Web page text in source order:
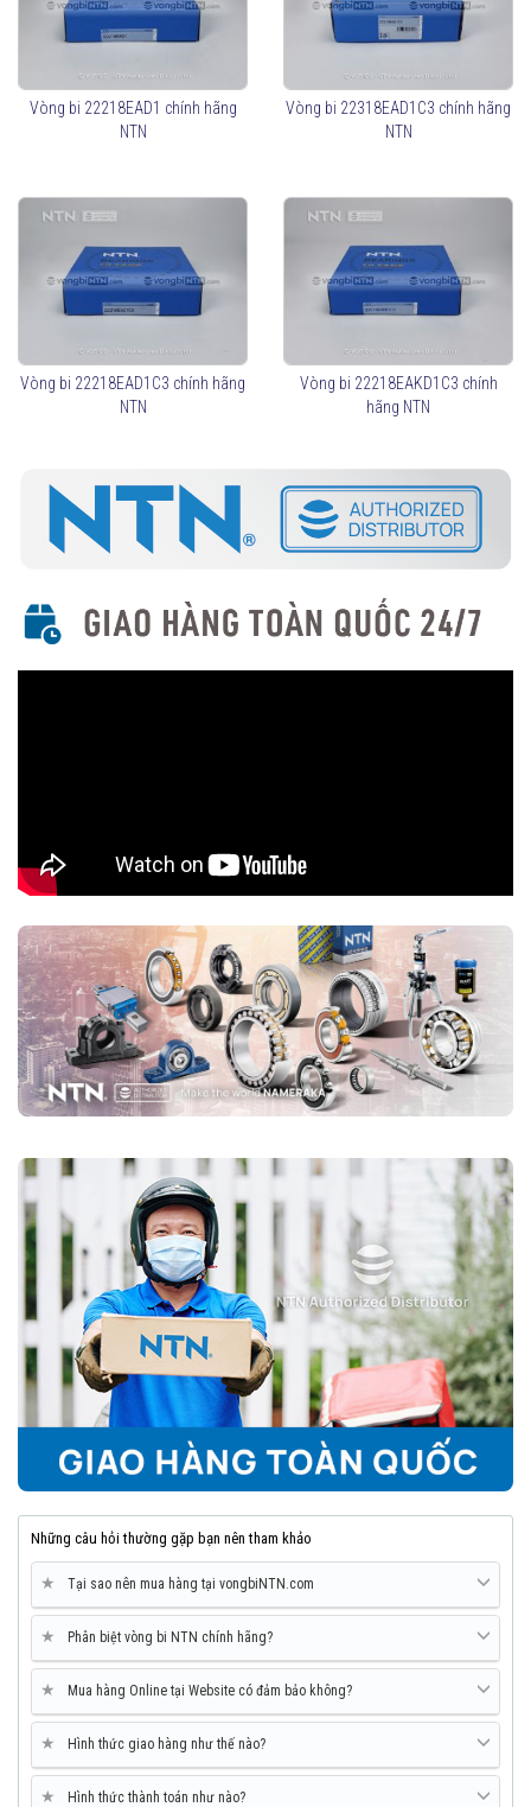
Phân loại vòng bi tang trống NTN
Theo thiết kế lồng bi:
Lồng thép ( C3, C4
): Chịu tải lớn, sử dụng trong môi
trường khắc nghiệt.
Theo cấu trúc
Loại có phớt chắn mỡ (
Sealed Type): Ngăn bụi và
giữ mỡ bôi trơn lâu hơn.
Loại không có phớt (
Open Type
: Dễ bảo trì, dùng
trong môi trường sạch.
Cách chọn vòng bi tang trống NTN phù hợp
Kiểm tra kích thước lắp đặt theo tiêu chuẩn.
Chọn loại vòng bi có phớt chắn mỡ nếu cần chống bụi và độ
ẩm cao.
Dùng loại lồng phù hợp với điều kiện làm việc (thép, đồng,
Ứng dụng của vòng bi tang trống NTN
Trên thị trường vòng bi bạc đạn NTN bị làm giả rất nhiều, để lựa
chọn mua đúng vòng bi NTN chính hãng Bạn nên lựa chọnĐại lý uỷ
(vongbiNTN.com) là
Đại lý uỷ quyền vòng bi NTN chính hãng
tại Việt Nam. Liên hệ ngay với chúng tôi nếu Bạn cần tư vấn loại
vòng bi NTN phù hợp với ứng dụng của mình.
Vòng bi 22218EAD1 chính hãng
NTN
Vòng bi 22318EAD1C3 chính hãng
NTN
Vòng bi 22218EAD1C3 chính hãng
NTN
Vòng bi 22218EAKD1C3 chính
hãng NTN
Những câu hỏi thường gặp bạn nên tham khảo
★ Tại sao nên mua hàng tại vongbiNTN.com
★ Phân biệt vòng bi NTN chính hãng?
★ Mua hàng Online tại Website có đảm bảo không?
★ Hình thức giao hàng như thế nào?
★ Hình thức thành toán như nào?